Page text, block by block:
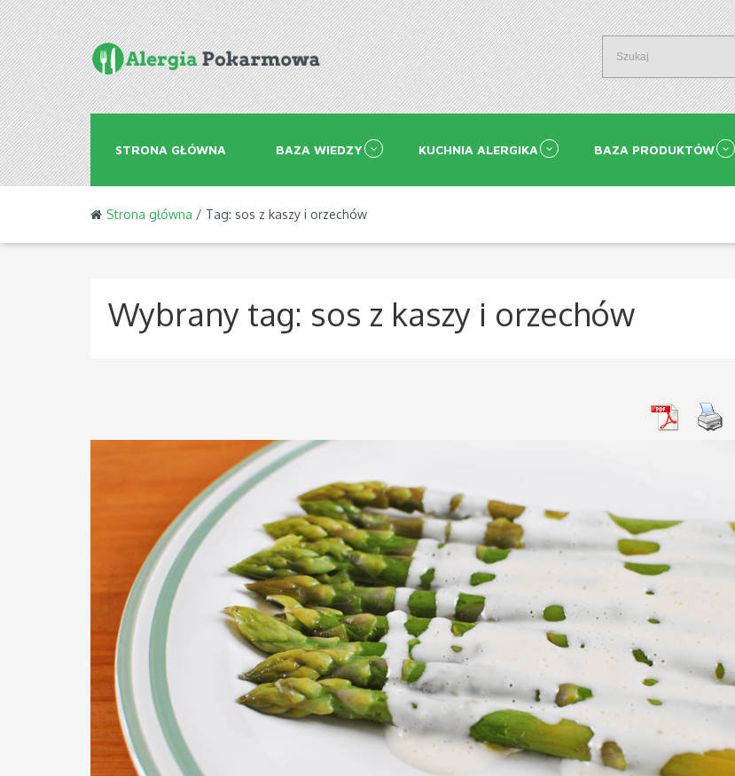
STRONA GŁÓWNA BAZA WIEDZY KUCHNIA ALERGIKA BAZA PRODUKTÓW
Strona główna / Tag: sos z kaszy i orzechów
Wybrany tag: sos z kaszy i orzechów